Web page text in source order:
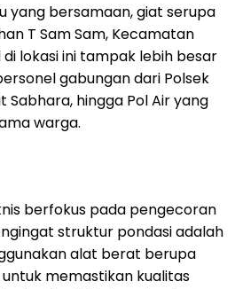
yang bersamaan, giat serupa
T Sam Sam, Kecamatan
di lokasi ini tampak lebih besar
gabungan dari Polsek
Sabhara, hingga Pol Air yang
warga.
berfokus pada pengecoran
struktur pondasi adalah
alat berat berupa
memastikan kualitas